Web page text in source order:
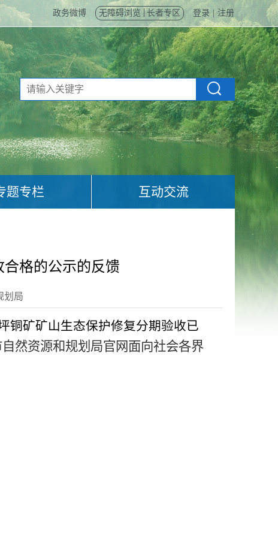
政务微博 无障碍浏览 长者专区 登录 注册
题专栏 互动交流
格的公示的反馈
划局
铜矿矿山生态保护修复分期验收已
自然资源和规划局官网面向社会各界